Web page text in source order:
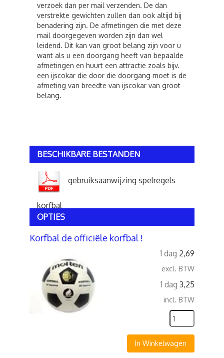
verzoek dan per mail verzenden. De dan
verstrekte gewichten zullen dan ook altijd bij
benadering zijn. De afmetingen die met deze
mail doorgegeven worden zijn dan wel
leidend. Dit kan van groot belang zijn voor u
want als u een doorgang heeft van bepaalde
afmetingen en huurt een attractie zoals bijv.
een ijscokar die door die doorgang moet is de
afmeting van breedte van ijscokar van groot
belang.
BESCHIKBARE BESTANDEN
gebruiksaanwijzing spelregels
korfbal
OPTIES
Korfbal de officiële korfbal !
1 dag 2,69
excl. BTW
1 dag 3,25
incl. BTW
In Winkelwagen